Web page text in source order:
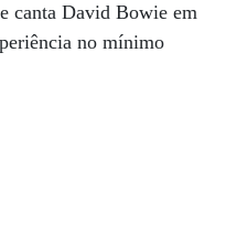
canta David Bowie em
no mínimo